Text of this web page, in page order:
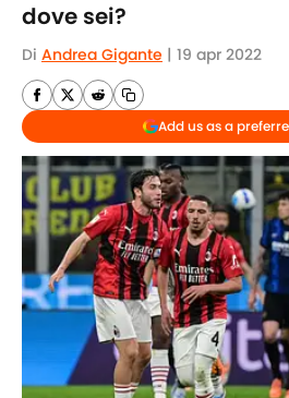
dove sei?
Di Andrea Gigante | 19 apr 2022
Add us as a